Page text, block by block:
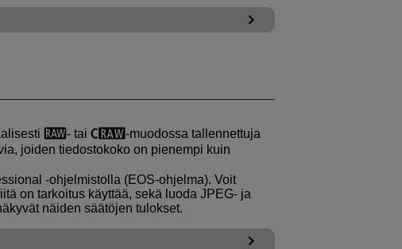
- tai
-muodossa tallennettuja
joiden tiedostokoko on pienempi kuin
‑ohjelmistolla (EOS-ohjelma). Voit
on tarkoitus käyttää, sekä luoda JPEG- ja
näiden säätöjen tulokset.